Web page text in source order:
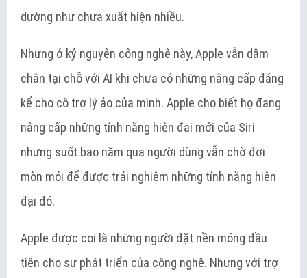
dường như chưa xuất hiện nhiều.
Nhưng ở kỷ nguyên công nghệ này, Apple vẫn dậm
chân tại chỗ với AI khi chưa có những nâng cấp đáng
kể cho cô trợ lý ảo của mình. Apple cho biết họ đang
nâng cấp những tính năng hiện đại mới của Siri
nhưng suốt bao năm qua người dùng vẫn chờ đợi
mòn mỏi để được trải nghiệm những tính năng hiện
đại đó.
Apple được coi là những người đặt nền móng đầu
tiên cho sự phát triển của công nghệ. Nhưng với trợ